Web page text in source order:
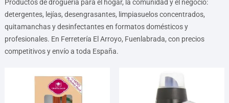
Productos de droguería para el hogar, la comunidad y el negocio:
detergentes, lejías, desengrasantes, limpiasuelos concentrados,
quitamanchas y desinfectantes en formatos domésticos y
profesionales. En Ferretería El Arroyo, Fuenlabrada, con precios
competitivos y envío a toda España.
Asesor El Arroyo
En línea · responde en segundos